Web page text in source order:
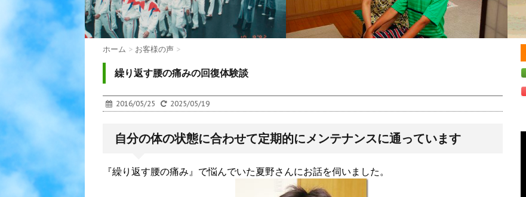
ホーム > お客様の声 >
繰り返す腰の痛みの回復体験談
2016/05/25 2025/05/19
自分の体の状態に合わせて定期的にメンテナンスに通っています
『繰り返す腰の痛み』で悩んでいた夏野さんにお話を伺いました。